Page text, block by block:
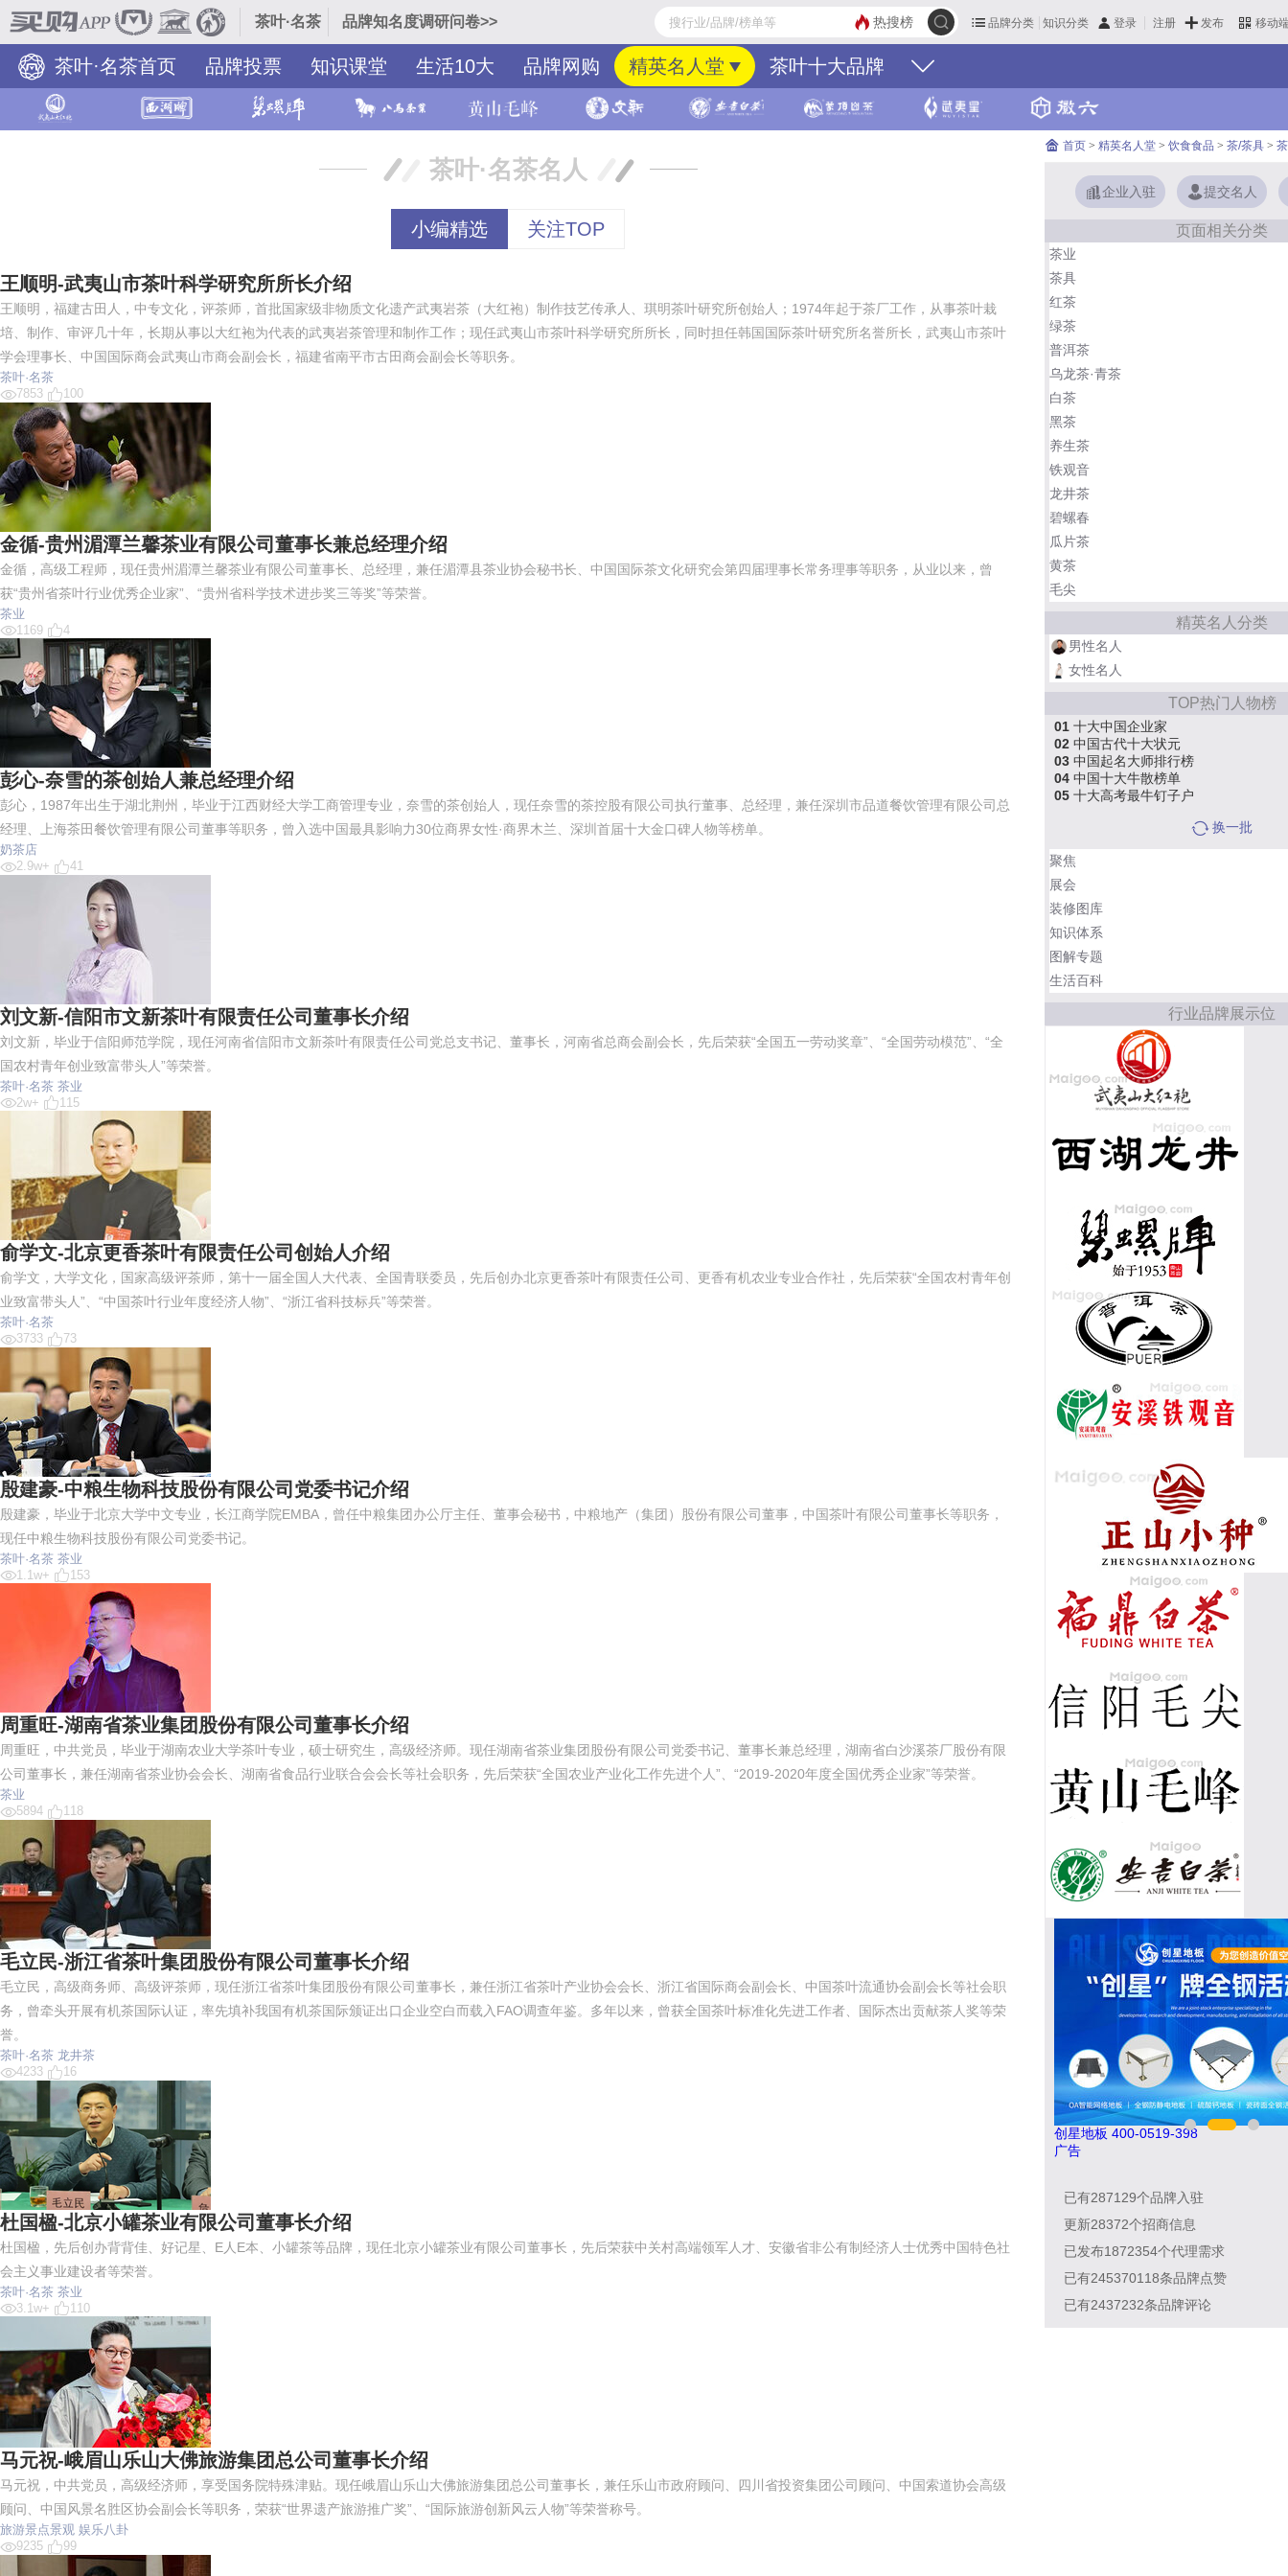
茶叶·名茶 品牌知名度调研问卷>> 品牌分类 知识分类 登录 注册 发布 移动
热搜榜
茶叶·名茶首页 品牌投票 知识课堂 生活10大 品牌网购 精英名人堂 茶叶十大品牌
茶叶·名茶名人
小编精选 关注TOP
王顺明-武夷山市茶叶科学研究所所长介绍
王顺明，福建古田人，中专文化，评茶师，首批国家级非物质文化遗产武夷岩茶（大红袍）制作技艺传承人、琪明茶叶研究所创始人；1974年起于茶厂工作，从事茶叶栽
培、制作、审评几十年，长期从事以大红袍为代表的武夷岩茶管理和制作工作；现任武夷山市茶叶科学研究所所长，同时担任韩国国际茶叶研究所名誉所长，武夷山市茶叶
学会理事长、中国国际商会武夷山市商会副会长，福建省南平市古田商会副会长等职务。
茶叶·名茶
7853
100
金循-贵州湄潭兰馨茶业有限公司董事长兼总经理介绍
金循，高级工程师，现任贵州湄潭兰馨茶业有限公司董事长、总经理，兼任湄潭县茶业协会秘书长、中国国际茶文化研究会第四届理事长常务理事等职务，从业以来，曾
获“贵州省茶叶行业优秀企业家”、“贵州省科学技术进步奖三等奖”等荣誉。
茶业
1169
4
彭心-奈雪的茶创始人兼总经理介绍
彭心，1987年出生于湖北荆州，毕业于江西财经大学工商管理专业，奈雪的茶创始人，现任奈雪的茶控股有限公司执行董事、总经理，兼任深圳市品道餐饮管理有限公司总
经理、上海茶田餐饮管理有限公司董事等职务，曾入选中国最具影响力30位商界女性·商界木兰、深圳首届十大金口碑人物等榜单。
奶茶店
2.9w+
41
刘文新-信阳市文新茶叶有限责任公司董事长介绍
刘文新，毕业于信阳师范学院，现任河南省信阳市文新茶叶有限责任公司党总支书记、董事长，河南省总商会副会长，先后荣获“全国五一劳动奖章”、“全国劳动模范”、“全
国农村青年创业致富带头人”等荣誉。
茶叶·名茶 茶业
2w+
115
俞学文-北京更香茶叶有限责任公司创始人介绍
俞学文，大学文化，国家高级评茶师，第十一届全国人大代表、全国青联委员，先后创办北京更香茶叶有限责任公司、更香有机农业专业合作社，先后荣获“全国农村青年创
业致富带头人”、“中国茶叶行业年度经济人物”、“浙江省科技标兵”等荣誉。
茶叶·名茶
3733
73
殷建豪-中粮生物科技股份有限公司党委书记介绍
殷建豪，毕业于北京大学中文专业，长江商学院EMBA，曾任中粮集团办公厅主任、董事会秘书，中粮地产（集团）股份有限公司董事，中国茶叶有限公司董事长等职务，
现任中粮生物科技股份有限公司党委书记。
茶叶·名茶 茶业
1.1w+
153
周重旺-湖南省茶业集团股份有限公司董事长介绍
周重旺，中共党员，毕业于湖南农业大学茶叶专业，硕士研究生，高级经济师。现任湖南省茶业集团股份有限公司党委书记、董事长兼总经理，湖南省白沙溪茶厂股份有限
公司董事长，兼任湖南省茶业协会会长、湖南省食品行业联合会会长等社会职务，先后荣获“全国农业产业化工作先进个人”、“2019-2020年度全国优秀企业家”等荣誉。
茶业
5894
118
毛立民-浙江省茶叶集团股份有限公司董事长介绍
毛立民，高级商务师、高级评茶师，现任浙江省茶叶集团股份有限公司董事长，兼任浙江省茶叶产业协会会长、浙江省国际商会副会长、中国茶叶流通协会副会长等社会职
务，曾牵头开展有机茶国际认证，率先填补我国有机茶国际颁证出口企业空白而载入FAO调查年鉴。多年以来，曾获全国茶叶标准化先进工作者、国际杰出贡献茶人奖等荣
誉。
茶叶·名茶 龙井茶
4233
16
杜国楹-北京小罐茶业有限公司董事长介绍
杜国楹，先后创办背背佳、好记星、E人E本、小罐茶等品牌，现任北京小罐茶业有限公司董事长，先后荣获中关村高端领军人才、安徽省非公有制经济人士优秀中国特色社
会主义事业建设者等荣誉。
茶叶·名茶 茶业
3.1w+
110
马元祝-峨眉山乐山大佛旅游集团总公司董事长介绍
马元祝，中共党员，高级经济师，享受国务院特殊津贴。现任峨眉山乐山大佛旅游集团总公司董事长，兼任乐山市政府顾问、四川省投资集团公司顾问、中国索道协会高级
顾问、中国风景名胜区协会副会长等职务，荣获“世界遗产旅游推广奖”、“国际旅游创新风云人物”等荣誉称号。
旅游景点景观 娱乐八卦
9235
99
首页 > 精英名人堂 > 饮食食品 > 茶/茶具 >
企业入驻 提交名人
页面相关分类
茶业
茶具
红茶
绿茶
普洱茶
乌龙茶·青茶
白茶
黑茶
养生茶
铁观音
龙井茶
碧螺春
瓜片茶
黄茶
毛尖
精英名人分类
男性名人
女性名人
TOP热门人物榜
01 十大中国企业家
02 中国古代十大状元
03 中国起名大师排行榜
04 中国十大牛散榜单
05 十大高考最牛钉子户
换一批
聚焦
展会
装修图库
知识体系
图解专题
生活百科
行业品牌展示位
创星地板 400-0519-398
广告
已有287129个品牌入驻
更新28372个招商信息
已发布1872354个代理需求
已有245370118条品牌点赞
已有2437232条品牌评论